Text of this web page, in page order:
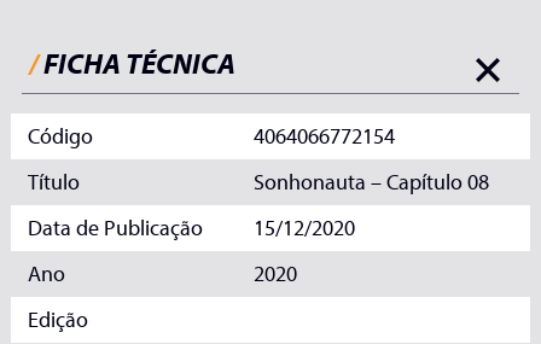
/FICHA TÉCNICA
Código
4064066772154
Título
Sonhonauta – Capítulo 08
Data de Publicação
15/12/2020
Ano
2020
Edição